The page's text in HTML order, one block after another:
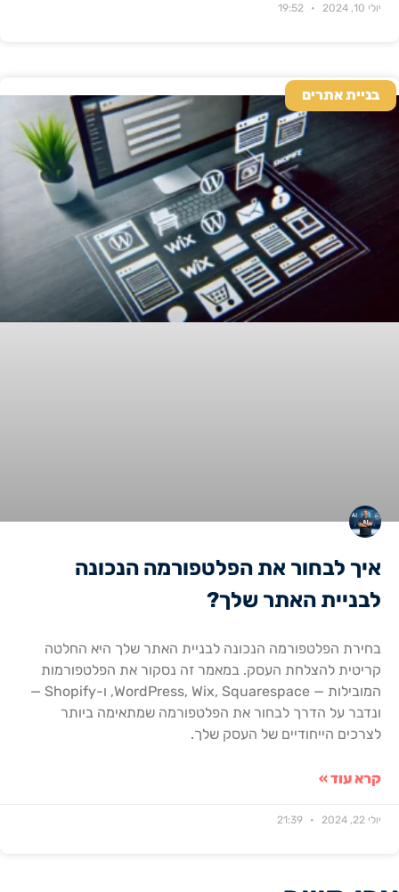
יולי 10, 2024
בניית אתרים
איך לבחור את הפלטפורמה הנכונה
לבניית האתר שלך?
בחירת הפלטפורמה הנכונה לבניית האתר שלך היא החלטה
קריטית להצלחת העסק. במאמר זה נסקור את הפלטפורמות
המובילות — WordPress, Wix, Squarespace, ו-Shopify —
ונדבר על הדרך לבחור את הפלטפורמה שמתאימה ביותר
לצרכים הייחודיים של העסק שלך.
קרא עוד »
יולי 22, 2024